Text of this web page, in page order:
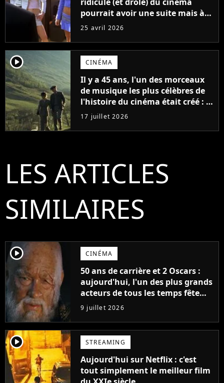
pourrait avoir une suite mais à
une condition
25 avril 2026
player2 CINÉMA
Il y a 45 ans, l'un des morceaux
de musique les plus célèbres de
l'histoire du cinéma était créé : la
mélodie est aujourd'hui plus
célèbre que le film pour lequel
elle a été composée
17 juillet 2026
LES ARTICLES
SIMILAIRES
player2 CINÉMA
50 ans de carrière et 2 Oscars :
aujourd'hui, l'un des plus grands
acteurs de tous les temps fête
ses 70 ans
9 juillet 2026
player2 STREAMING
Aujourd'hui sur Netflix : c'est
tout simplement le meilleur film